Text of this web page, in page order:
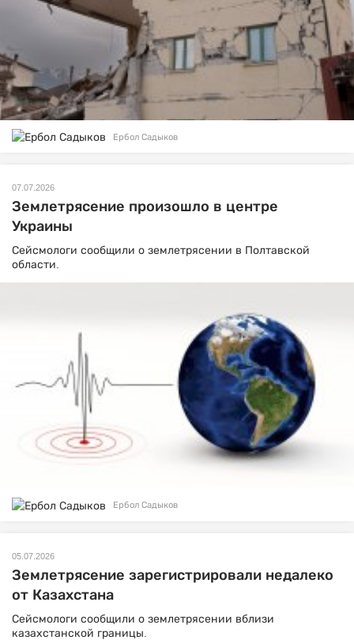
Ербол Садыков
07.07.2026
Землетрясение произошло в центре
Украины
Сейсмологи сообщили о землетрясении в Полтавской
области.
Ербол Садыков
05.07.2026
Землетрясение зарегистрировали недалеко
от Казахстана
Сейсмологи сообщили о землетрясении вблизи
казахстанской границы.